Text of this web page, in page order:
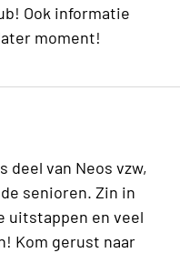
Ook informatie
moment!
deel van Neos vzw,
senioren. Zin in
uitstappen en veel
Kom gerust naar